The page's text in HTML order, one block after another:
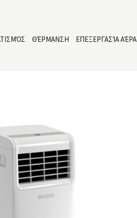
ΘΈΡΜΑΝΣΗ ΕΠΕΞΕΡΓΑΣΊΑ ΑΈΡΑ